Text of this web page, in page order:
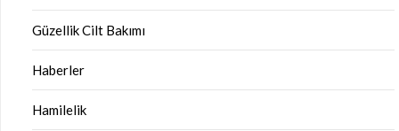
Güzellik Cilt Bakımı
Haberler
Hamilelik